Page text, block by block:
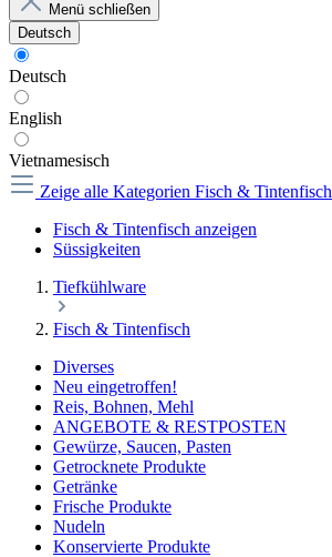
Menü schließen
Deutsch
Deutsch
English
Vietnamesisch
Zeige alle Kategorien Fisch & Tintenfisch
Fisch & Tintenfisch anzeigen
Süssigkeiten
Tiefkühlware
Fisch & Tintenfisch
Diverses
Neu eingetroffen!
Reis, Bohnen, Mehl
ANGEBOTE & RESTPOSTEN
Gewürze, Saucen, Pasten
Getrocknete Produkte
Getränke
Frische Produkte
Nudeln
Konservierte Produkte